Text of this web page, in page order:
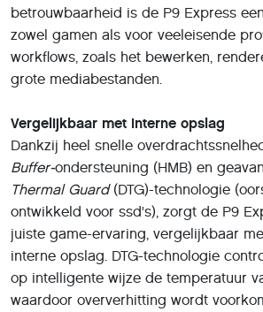
betrouwbaarheid is de P9 Express
zowel gamen als voor veeleisende
workflows, zoals het bewerken,
grote mediabestanden.
Vergelijkbaar met interne opslag
Dankzij heel snelle
Buffer-ondersteuning (HMB) en
Thermal Guard(DTG)-technologie
ontwikkeld voor ssd's), zorgt de P9
juiste game-ervaring, vergelijkbaar
interne opslag. DTG-technologie
op intelligente wijze de temperatuur
waardoor oververhitting wordt